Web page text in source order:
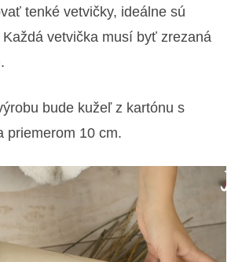
tenké vetvičky, ideálne sú
vetvička musí byť zrezaná
bude kužeľ z kartónu s
priemerom 10 cm.